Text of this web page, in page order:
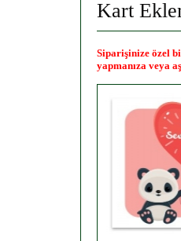
Kart
Siparişinize özel
yapmanıza veya